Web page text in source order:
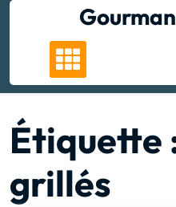
Étiquette
grillés